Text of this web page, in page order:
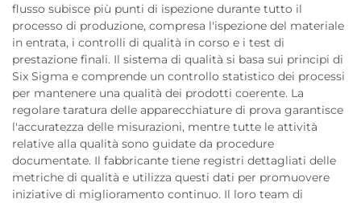
flusso subisce più punti di ispezione durante tutto il
processo di produzione, compresa l'ispezione del materiale
in entrata, i controlli di qualità in corso e i test di
prestazione finali. Il sistema di qualità si basa sui principi di
Six Sigma e comprende un controllo statistico dei processi
per mantenere una qualità dei prodotti coerente. La
regolare taratura delle apparecchiature di prova garantisce
l'accuratezza delle misurazioni, mentre tutte le attività
relative alla qualità sono guidate da procedure
documentate. Il fabbricante tiene registri dettagliati delle
metriche di qualità e utilizza questi dati per promuovere
iniziative di miglioramento continuo. Il loro team di